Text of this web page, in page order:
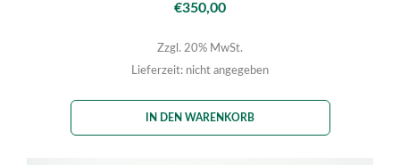
€350,00
Zzgl. 20% MwSt.
Lieferzeit: nicht angegeben
IN DEN WARENKORB